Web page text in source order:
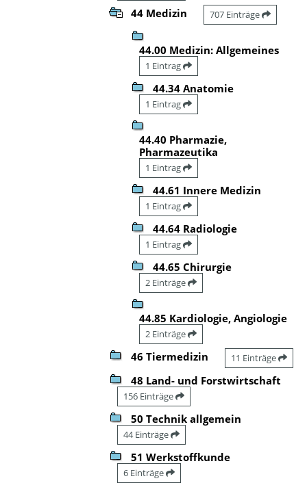
44 Medizin 707 Einträge
44.00 Medizin: Allgemeines
1 Eintrag
44.34 Anatomie
1 Eintrag
44.40 Pharmazie,
Pharmazeutika
1 Eintrag
44.61 Innere Medizin
1 Eintrag
44.64 Radiologie
1 Eintrag
44.65 Chirurgie
2 Einträge
44.85 Kardiologie, Angiologie
2 Einträge
46 Tiermedizin 11 Einträge
48 Land- und Forstwirtschaft
156 Einträge
50 Technik allgemein
44 Einträge
51 Werkstoffkunde
6 Einträge